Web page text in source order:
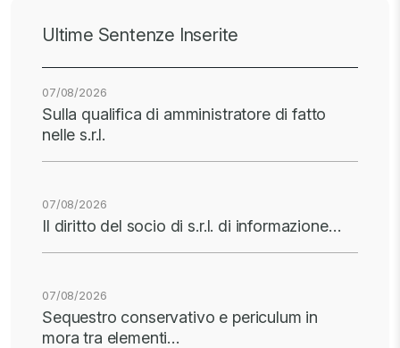
Ultime Sentenze Inserite
07/08/2026
Sulla qualifica di amministratore di fatto
nelle s.r.l.
07/08/2026
Il diritto del socio di s.r.l. di informazione…
07/08/2026
Sequestro conservativo e periculum in
mora tra elementi…